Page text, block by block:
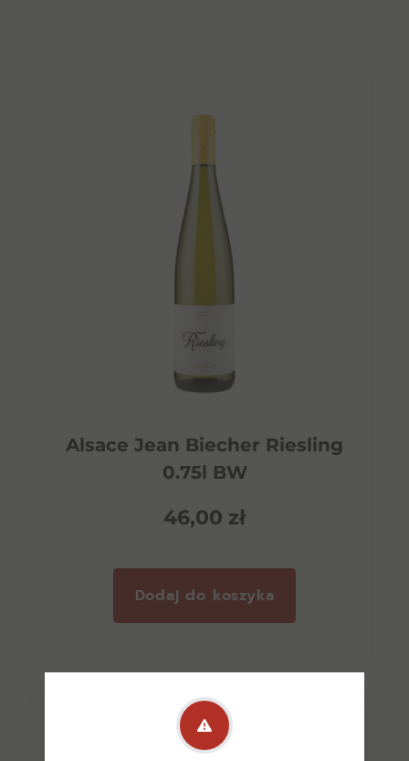
Alsace Jean Biecher Riesling
0.75l BW
46,00 zł
Dodaj do koszyka